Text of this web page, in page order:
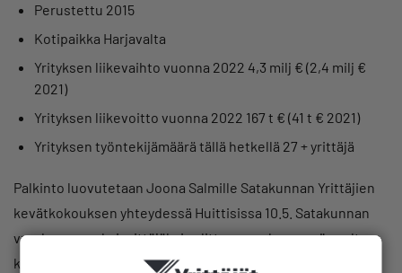
Perustettu 2015
Kotipaikka Harjavalta
Yrityksen liikevaihto vuonna 2022 4,3 milj € (2,4 milj €
2021)
Yrityksen liikevoitto vuonna 2022 167 t € (41 t € 2021)
Yrityksen työntekijämäärä tällä hetkellä 27 + yrittäjä
Palkinto luovutetaan Joona Salmille Satakunnan Yrittäjien
kevätkokouksen yhteydessä Huittisissa 10.5. Satakunnan
vuoden nuoreksi yrittäjäksi valittu on mukana myös valta-
kunnallisen vuoden nuoren yrittäjän -kilpailussa.